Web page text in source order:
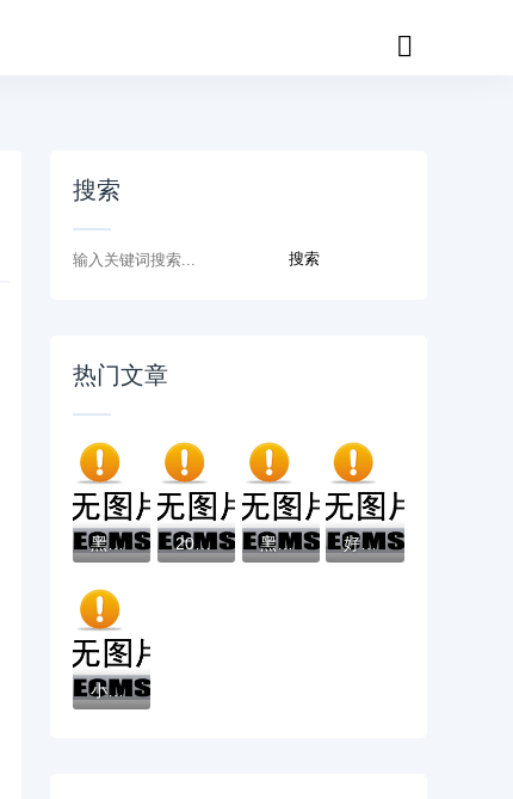
搜索
热门文章
黑户有逾期哪里能借到钱啊急用！看这5个黑户... 2025不看征信负债的网贷百分百下款，最新5个... 黑户能下款的app口子有哪些？今天带来10款黑... 好分期哪个口子好下款？老哥实测避坑贷款平...
小辉贷容易下款吗就选这7个4千元黑户无条件...